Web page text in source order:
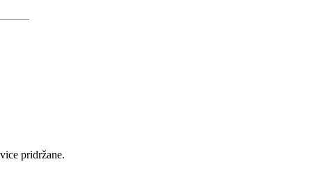
pridržane.